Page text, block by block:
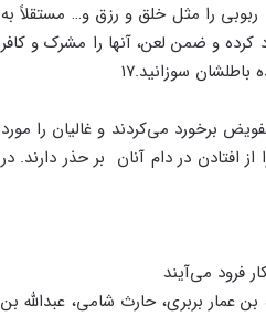
ربوبی را مثل خلق و رزق و… مستقلاً به
جریان برخورد کرده و ضمن لعن، آنها را مشرک و کافر
سوزانید.۱۷
برخورد می‌کردند و غالیان را مورد
افتادن در دام آنان بر حذر دارند. در
فرود می‌آیند
عمار بربری، حارث شامی، عبدالله بن